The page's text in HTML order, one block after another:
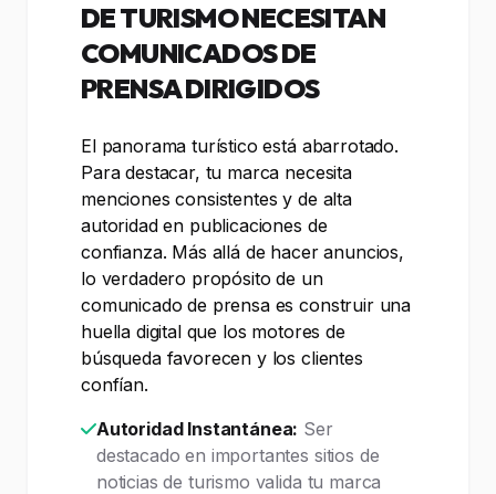
DE TURISMO NECESITAN
COMUNICADOS DE
PRENSA DIRIGIDOS
El panorama turístico está abarrotado.
Para destacar, tu marca necesita
menciones consistentes y de alta
autoridad en publicaciones de
confianza. Más allá de hacer anuncios,
lo verdadero propósito de un
comunicado de prensa es construir una
huella digital que los motores de
búsqueda favorecen y los clientes
confían.
Autoridad Instantánea: Ser
destacado en importantes sitios de
noticias de turismo valida tu marca